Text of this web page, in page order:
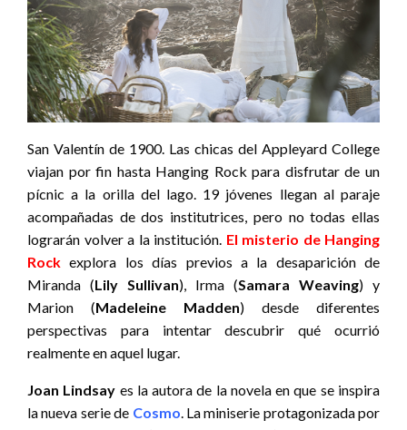
San Valentín de 1900. Las chicas del Appleyard College
viajan por fin hasta Hanging Rock para disfrutar de un
pícnic a la orilla del lago. 19 jóvenes llegan al paraje
acompañadas de dos institutrices, pero no todas ellas
lograrán volver a la institución. El misterio de Hanging
Rock explora los días previos a la desaparición de
Miranda (Lily Sullivan), Irma (Samara Weaving) y
Marion (Madeleine Madden) desde diferentes
perspectivas para intentar descubrir qué ocurrió
realmente en aquel lugar.
Joan Lindsay es la autora de la novela en que se inspira
la nueva serie de Cosmo . La miniserie protagonizada por